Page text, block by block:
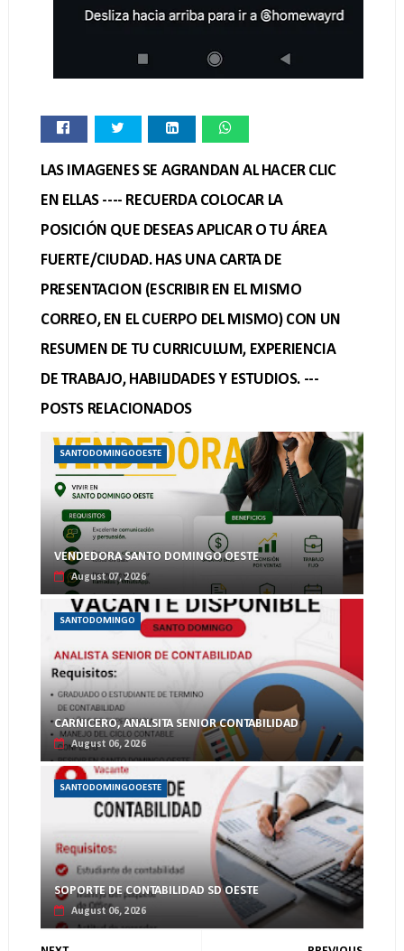
LAS IMAGENES SE AGRANDAN AL HACER CLIC
EN ELLAS ---- RECUERDA COLOCAR LA
POSICIÓN QUE DESEAS APLICAR O TU ÁREA
FUERTE/CIUDAD. HAS UNA CARTA DE
PRESENTACION (ESCRIBIR EN EL MISMO
CORREO, EN EL CUERPO DEL MISMO) CON UN
RESUMEN DE TU CURRICULUM, EXPERIENCIA
DE TRABAJO, HABILIDADES Y ESTUDIOS. ---
POSTS RELACIONADOS
SANTODOMINGOOESTE
VENDEDORA SANTO DOMINGO OESTE
August 07, 2026
SANTODOMINGO
CARNICERO, ANALSITA SENIOR CONTABILIDAD
August 06, 2026
SANTODOMINGOOESTE
SOPORTE DE CONTABILIDAD SD OESTE
August 06, 2026